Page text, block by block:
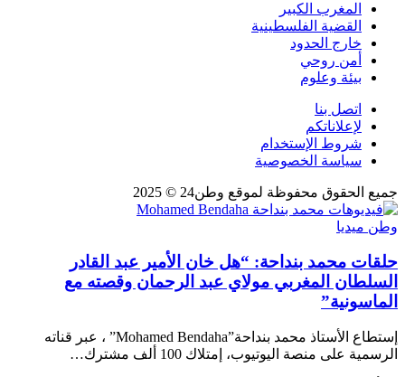
المغرب الكبير
القضية الفلسطينية
خارج الحدود
أمن روحي
بيئة وعلوم
اتصل بنا
لإعلاناتكم
شروط الإستخدام
سياسة الخصوصية
جميع الحقوق محفوظة لموقع وطن24 © 2025
وطن ميديا
حلقات محمد بنداحة: “هل خان الأمير عبد القادر
السلطان المغربي مولاي عبد الرحمان وقصته مع
الماسونية”
إستطاع الأستاذ محمد بنداحة”Mohamed Bendaha” ، عبر قناته
الرسمية على منصة اليوتيوب، إمتلاك 100 ألف مشترك…